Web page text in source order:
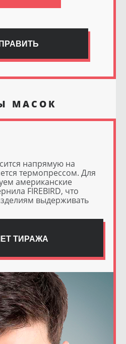
МАСОК
напрямую на
термопрессом. Для
американские
FIREBIRD, что
выдерживать
ТИРАЖА